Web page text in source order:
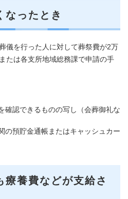
なったとき
儀を行った人に対して葬祭費が2万
たは各支所地域総務課で申請の手
確認できるものの写し（会葬御礼な
の預貯金通帳またはキャッシュカー
養費などが支給さ